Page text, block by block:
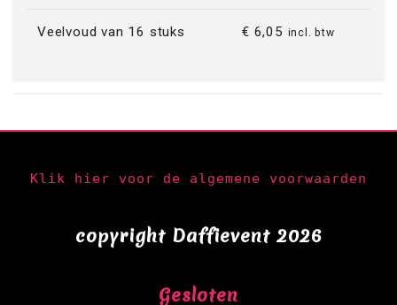
Veelvoud van 16 stuks € 6,05 incl. btw
Klik hier voor de algemene voorwaarden
copyright Daffievent 2026
Gesloten